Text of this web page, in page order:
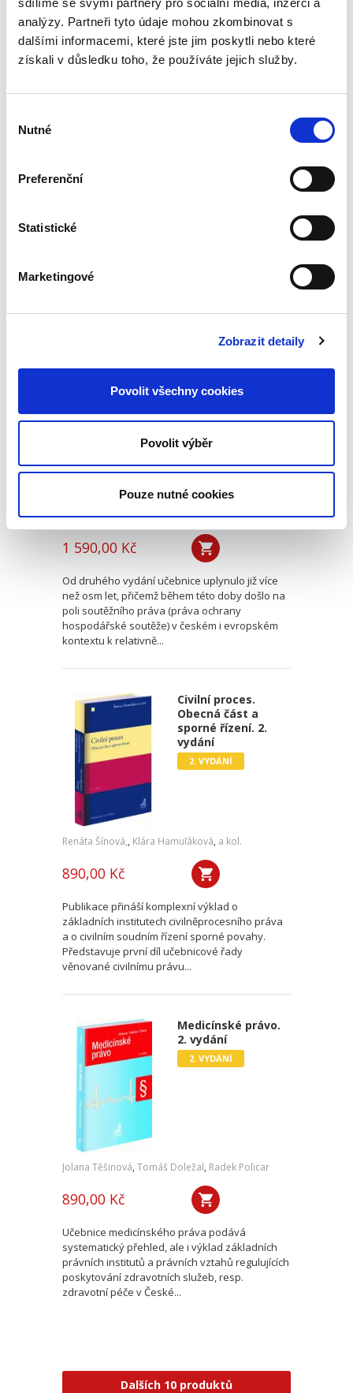
sdílíme se svými partnery pro sociální média, inzerci a
analýzy. Partneři tyto údaje mohou zkombinovat s
dalšími informacemi, které jste jim poskytli nebo které
získali v důsledku toho, že používáte jejich služby.
souhlasu
Nutné
Preferenční
Statistické
Marketingové
Zobrazit detaily
Povolit všechny cookies
Povolit výběr
Pouze nutné cookies
Správní právo
procesní
,Martin
890,00 Kč
práva procesního, a to jak jeho teoretických
východisek, tak především platné a účinné
coby obecném správním...
Soutěžní právo. 3.
vydání
Jiří Kindl,a kol.
1 590,00 Kč
Od druhého vydání učebnice uplynulo již více
než osm let, přičemž během této doby došlo na
poli soutěžního práva (práva ochrany
hospodářské soutěže) v českém i evropském
kontextu k relativně...
Civilní proces.
Obecná část a
sporné řízení. 2.
vydání
2. VYDÁNÍ
Renáta Šínová,, Klára Hamuľáková, a kol.
890,00 Kč
Publikace přináší komplexní výklad o
základních institutech civilněprocesního práva
a o civilním soudním řízení sporné povahy.
Představuje první díl učebnicové řady
věnované civilnímu právu...
Medicínské právo.
2. vydání
2. VYDÁNÍ
Jolana Těšinová, Tomáš Doležal, Radek Policar
890,00 Kč
Učebnice medicínského práva podává
systematický přehled, ale i výklad základních
právních institutů a právních vztahů regulujících
poskytování zdravotních služeb, resp.
zdravotní péče v České...
Dalších 10 produktů